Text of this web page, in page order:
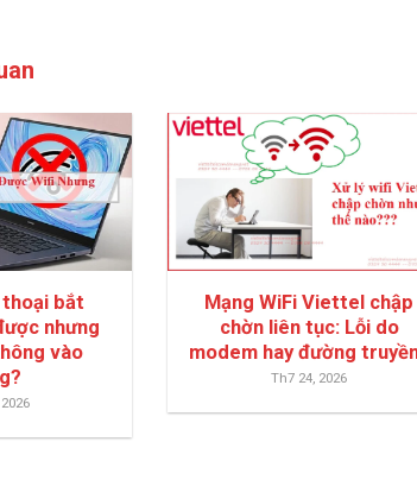
bắt
nhưng
vào
Mạng WiFi Viettel chập
chờn liên tục: Lỗi do
modem hay đường
Th7 24, 2026